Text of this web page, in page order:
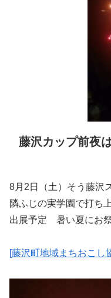
藤沢カップ前夜
8月2日（土）そう藤沢
隣ふじの実学園で打ち
出展予定 暑い夏にお祭
[藤沢町地域まちおこ